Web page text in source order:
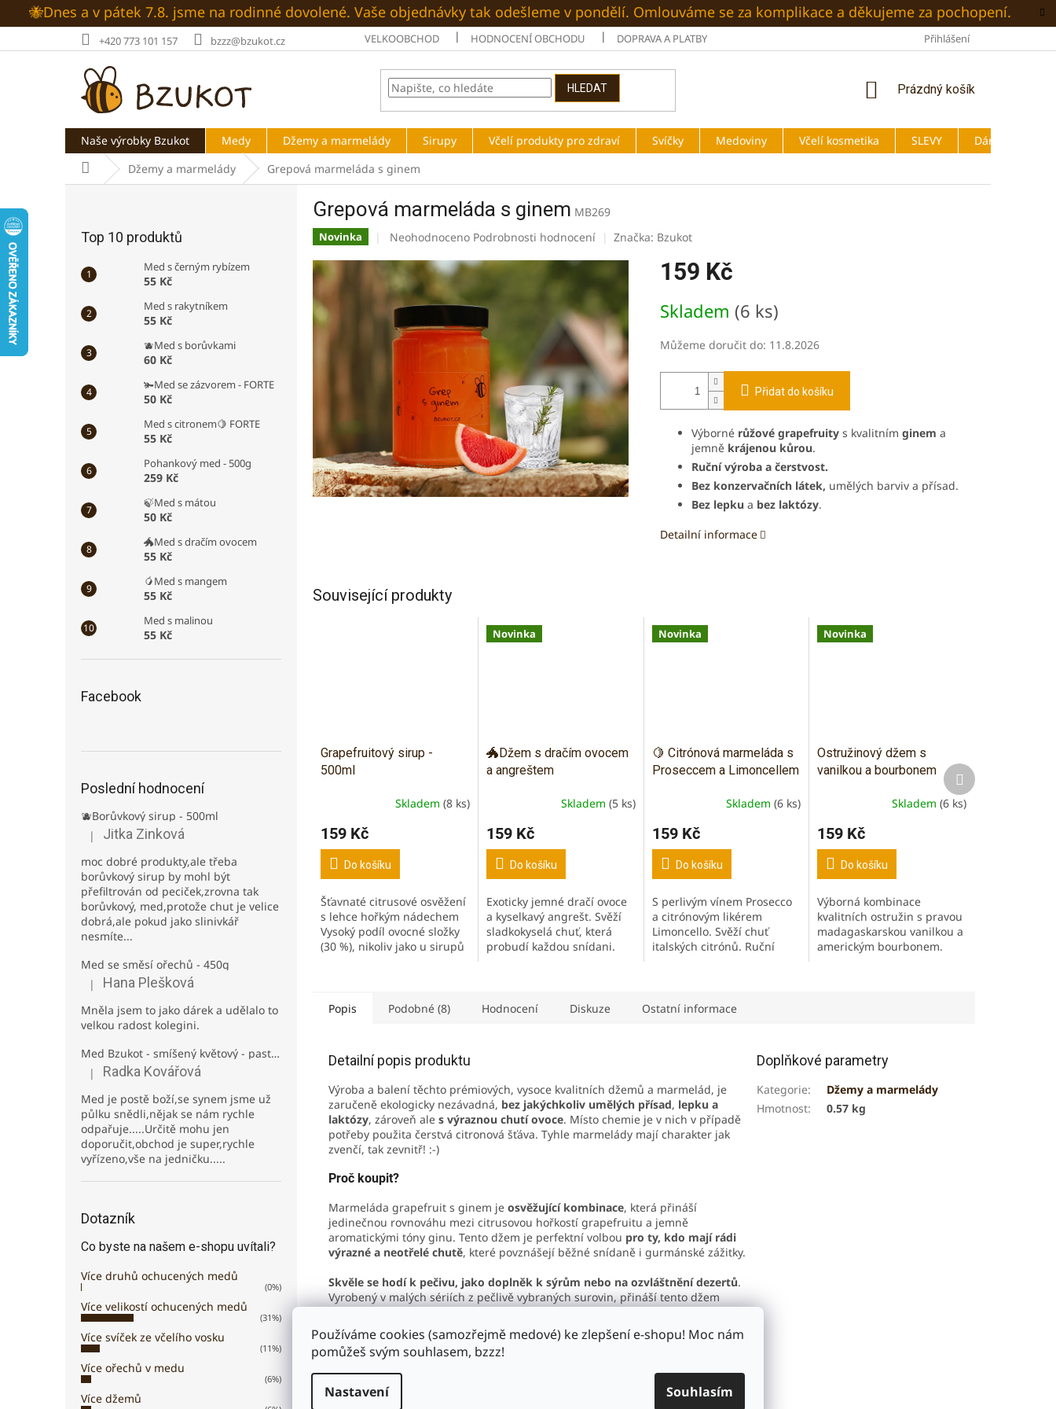
Používáme cookies (samozřejmě medové) ke zlepšení e-shopu! Moc nám
pomůžeš svým souhlasem, bzzz!
Nastavení Souhlasím
🐝Dnes a v pátek 7.8. jsme na rodinné dovolené. Vaše objednávky tak odešleme v pondělí. Omlouváme se za komplikace a děkujeme za pochopení.
+420 773 101 157 bzzz@bzukot.cz VELKOOBCHOD HODNOCENÍ OBCHODU DOPRAVA A PLATBY OBCHODNÍ PODMÍNKY
Přihlášení
HLEDAT
NÁKUPNÍ
Prázdný košík
Naše výrobky Bzukot Medy Džemy a marmelády Sirupy Včelí produkty pro zdraví Svíčky Medoviny Včelí kosmetika SLEVY
Dárky
Domů Džemy a marmelády Grepová marmeláda s ginem
Top 10 produktů
Med s černým rybízem
55 Kč
Med s rakytníkem
55 Kč
🫐Med s borůvkami
60 Kč
🫚Med se zázvorem - FORTE
50 Kč
Med s citronem🍋 FORTE
55 Kč
Pohankový med - 500g
259 Kč
🍃Med s mátou
50 Kč
🐲Med s dračím ovocem
55 Kč
🥭Med s mangem
55 Kč
Med s malinou
55 Kč
Facebook
Poslední hodnocení
🫐Borůvkový sirup - 500ml
Hodnocení produktu je 3 z 5 hvězdiček.
| Jitka Zinková
moc dobré produkty,ale třeba
borůvkový sirup by mohl být
přefiltrován od peciček,zrovna tak
borůvkový, med,protože chut je velice
dobrá,ale pokud jako slinivkář
nesmíte...
Med se směsí ořechů - 450g
Hodnocení produktu je 5 z 5 hvězdiček.
| Hana Plešková
Mněla jsem to jako dárek a udělalo to
velkou radost kolegini.
Med Bzukot - smíšený květový - pastovaný - 950g
Hodnocení produktu je 5 z 5 hvězdiček.
| Radka Kovářová
Med je postě boží,se synem jsme už
půlku snědli,nějak se nám rychle
odpařuje.....Určitě mohu jen
doporučit,obchod je super,rychle
vyřízeno,vše na jedničku.....
Dotazník
Co byste na našem e-shopu uvítali?
Více druhů ochucených medů
(0%)
Více velikostí ochucených medů
(31%)
Více svíček ze včelího vosku
(11%)
Více ořechů v medu
(6%)
Více džemů
Grepová marmeláda s ginem MB269
Novinka
Průměrné
produktu
0,0
z
5
hvězdiček.
Neohodnoceno Podrobnosti hodnocení Značka: Bzukot
159 Kč
cena:
Skladem (6 ks)
Můžeme doručit do: 11.8.2026
Přidat do košíku
Výborné růžové grapefruitys kvalitním ginem a
jemně krájenou kůrou.
Ruční výroba a čerstvost.
Bez konzervačních látek, umělých barviv a přísad.
Bez lepku a bez laktózy.
Detailní informace
Související produkty
Grapefruitový sirup -
500ml
Skladem (8 ks)
159 Kč
Do košíku
Šťavnaté citrusové osvěžení
s lehce hořkým nádechem
Vysoký podíl ovocné složky
(30 %), nikoliv jako u sirupů
Novinka
🐲Džem s dračím ovocem
a angreštem
Skladem (5 ks)
159 Kč
Do košíku
Exoticky jemné dračí ovoce
a kyselkavý angrešt. Svěží
sladkokyselá chuť, která
probudí každou snídani.
Bez...
Novinka
🍋 Citrónová marmeláda s
Proseccem a Limoncellem
Skladem(6 ks)
159 Kč
Do košíku
S perlivým vínem Prosecco
a citrónovým likérem
Limoncello. Svěží chuť
italských citrónů. Ruční
Novinka
Ostružinový džem s
vanilkou a bourbonem
Skladem (6 ks)
159 Kč
Do košíku
Výborná kombinace
kvalitních ostružin s pravou
madagaskarskou vanilkou a
americkým bourbonem.
Další
produkt
Popis Podobné (8) Hodnocení Diskuze Ostatní informace
Detailní popis produktu
Výroba a balení těchto prémiových, vysoce kvalitních džemů a marmelád, je
zaručeně ekologicky nezávadná, bez jakýchkoliv umělých přísad, lepku a
laktózy, zároveň ale s výraznou chutí ovoce. Místo chemie je v nich v případě
potřeby použita čerstvá citronová šťáva. Tyhle marmelády mají charakter jak
zvenčí, tak zevnitř! :-)
Proč koupit?
Marmeláda grapefruit s ginem je osvěžující kombinace, která přináší
jedinečnou rovnováhu mezi citrusovou hořkostí grapefruitu a jemně
aromatickými tóny ginu. Tento džem je perfektní volbou pro ty, kdo mají rádi
výrazné a neotřelé chutě, které povznášejí běžné snídaně i gurmánské zážitky.
Skvěle se hodí k pečivu, jako doplněk k sýrům nebo na ozvláštnění dezertů.
Vyrobený v malých sériích z pečlivě vybraných surovin, přináší tento džem
ginových tónů.
Složení:
Grapefruit 44 %
(voda, potravinářský líh, výluh z bylin), citrónová šťáva,
zahušťovadlo: citrusový pektin
Doplňkové parametry
Kategorie:
Džemy a marmelády
Hmotnost: 0.57 kg